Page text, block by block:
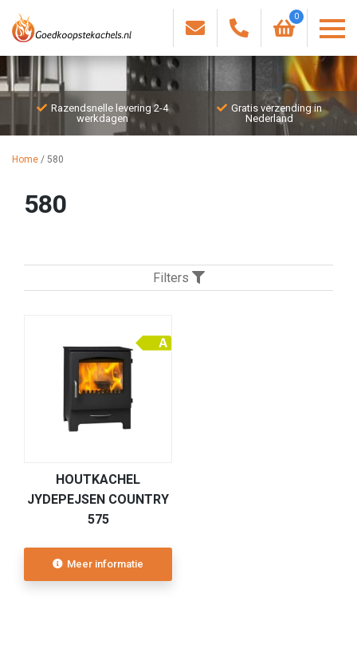
0
Razendsnelle levering 2-4
werkdagen
Gratis verzending in
Nederland
Home / 580
580
Filters
HOUTKACHEL
JYDEPEJSEN COUNTRY
575
Meer informatie